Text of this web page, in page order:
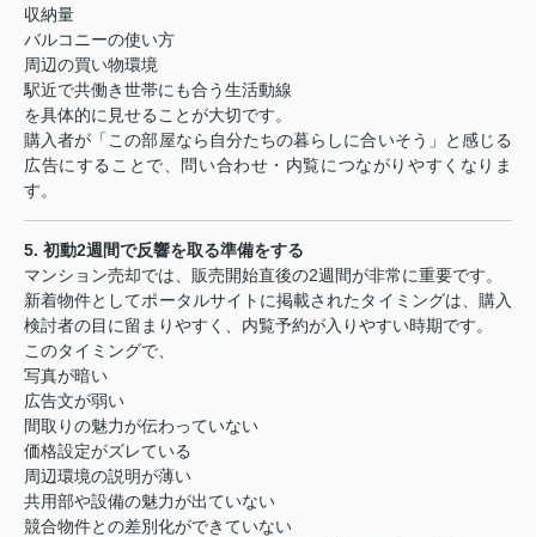
収納量
バルコニーの使い方
周辺の買い物環境
駅近で共働き世帯にも合う生活動線
を具体的に見せることが大切です。
購入者が「この部屋なら自分たちの暮らしに合いそう」と感じる
広告にすることで、問い合わせ・内覧につながりやすくなりま
す。
5. 初動2週間で反響を取る準備をする
マンション売却では、販売開始直後の2週間が非常に重要です。
新着物件としてポータルサイトに掲載されたタイミングは、購入
検討者の目に留まりやすく、内覧予約が入りやすい時期です。
このタイミングで、
写真が暗い
広告文が弱い
間取りの魅力が伝わっていない
価格設定がズレている
周辺環境の説明が薄い
共用部や設備の魅力が出ていない
競合物件との差別化ができていない